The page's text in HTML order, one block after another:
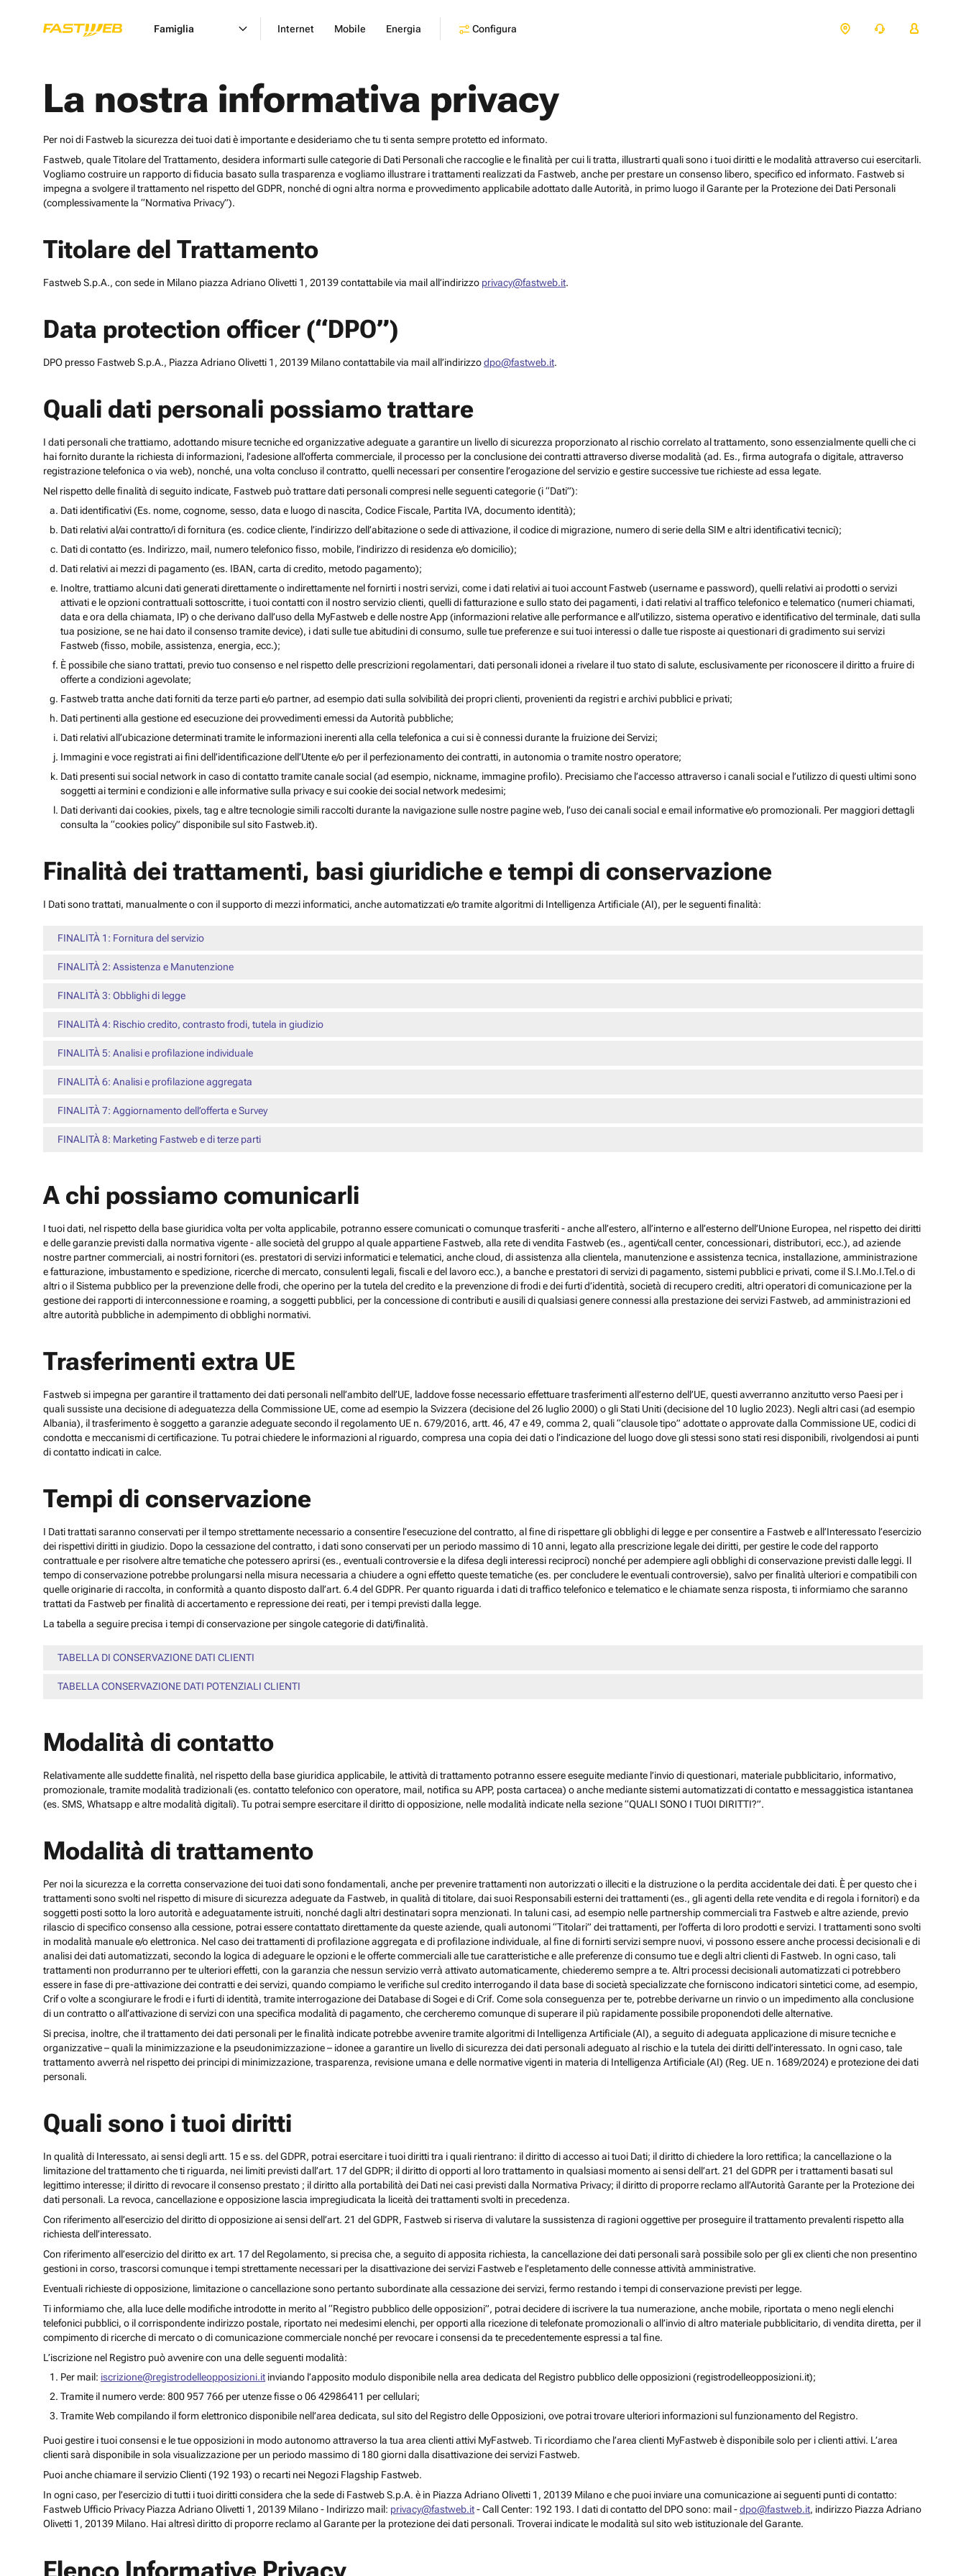
Famiglia Internet Mobile Energia Configura
La nostra informativa privacy
Per noi di Fastweb la sicurezza dei tuoi dati è importante e desideriamo che tu ti senta sempre protetto ed informato.
Fastweb, quale Titolare del Trattamento, desidera informarti sulle categorie di Dati Personali che raccoglie e le finalità per cui li tratta, illustrarti quali sono i tuoi diritti e le modalità attraverso cui esercitarli.
Vogliamo costruire un rapporto di fiducia basato sulla trasparenza e vogliamo illustrare i trattamenti realizzati da Fastweb, anche per prestare un consenso libero, specifico ed informato. Fastweb si
impegna a svolgere il trattamento nel rispetto del GDPR, nonché di ogni altra norma e provvedimento applicabile adottato dalle Autorità, in primo luogo il Garante per la Protezione dei Dati Personali
(complessivamente la “Normativa Privacy”).
Titolare del Trattamento
Fastweb S.p.A., con sede in Milano piazza Adriano Olivetti 1, 20139 contattabile via mail all’indirizzo privacy@fastweb.it.
Data protection officer (“DPO”)
DPO presso Fastweb S.p.A., Piazza Adriano Olivetti 1, 20139 Milano contattabile via mail all’indirizzodpo@fastweb.it.
Quali dati personali possiamo trattare
I dati personali che trattiamo, adottando misure tecniche ed organizzative adeguate a garantire un livello di sicurezza proporzionato al rischio correlato al trattamento, sono essenzialmente quelli che ci
hai fornito durante la richiesta di informazioni, l’adesione all’offerta commerciale, il processo per la conclusione dei contratti attraverso diverse modalità (ad. Es., firma autografa o digitale, attraverso
registrazione telefonica o via web), nonché, una volta concluso il contratto, quelli necessari per consentire l’erogazione del servizio e gestire successive tue richieste ad essa legate.
Nel rispetto delle finalità di seguito indicate, Fastweb può trattare dati personali compresi nelle seguenti categorie (i “Dati”):
Dati identificativi (Es. nome, cognome, sesso, data e luogo di nascita, Codice Fiscale, Partita IVA, documento identità);
Dati relativi al/ai contratto/i di fornitura (es. codice cliente, l’indirizzo dell’abitazione o sede di attivazione, il codice di migrazione, numero di serie della SIM e altri identificativi tecnici);
Dati di contatto (es. Indirizzo, mail, numero telefonico fisso, mobile, l’indirizzo di residenza e/o domicilio);
Dati relativi ai mezzi di pagamento (es. IBAN, carta di credito, metodo pagamento);
Inoltre, trattiamo alcuni dati generati direttamente o indirettamente nel fornirti i nostri servizi, come i dati relativi ai tuoi account Fastweb (username e password), quelli relativi ai prodotti o servizi
attivati e le opzioni contrattuali sottoscritte, i tuoi contatti con il nostro servizio clienti, quelli di fatturazione e sullo stato dei pagamenti, i dati relativi al traffico telefonico e telematico (numeri chiamati,
data e ora della chiamata, IP) o che derivano dall’uso della MyFastweb e delle nostre App (informazioni relative alle performance e all’utilizzo, sistema operativo e identificativo del terminale, dati sulla
tua posizione, se ne hai dato il consenso tramite device), i dati sulle tue abitudini di consumo, sulle tue preferenze e sui tuoi interessi o dalle tue risposte ai questionari di gradimento sui servizi
Fastweb (fisso, mobile, assistenza, energia, ecc.);
È possibile che siano trattati, previo tuo consenso e nel rispetto delle prescrizioni regolamentari, dati personali idonei a rivelare il tuo stato di salute, esclusivamente per riconoscere il diritto a fruire di
offerte a condizioni agevolate;
Fastweb tratta anche dati forniti da terze parti e/o partner, ad esempio dati sulla solvibilità dei propri clienti, provenienti da registri e archivi pubblici e privati;
Dati pertinenti alla gestione ed esecuzione dei provvedimenti emessi da Autorità pubbliche;
Dati relativi all’ubicazione determinati tramite le informazioni inerenti alla cella telefonica a cui si è connessi durante la fruizione dei Servizi;
Immagini e voce registrati ai fini dell’identificazione dell’Utente e/o per il perfezionamento dei contratti, in autonomia o tramite nostro operatore;
Dati presenti sui social network in caso di contatto tramite canale social (ad esempio, nickname, immagine profilo). Precisiamo che l’accesso attraverso i canali social e l’utilizzo di questi ultimi sono
soggetti ai termini e condizioni e alle informative sulla privacy e sui cookie dei social network medesimi;
Dati derivanti dai cookies, pixels, tag e altre tecnologie simili raccolti durante la navigazione sulle nostre pagine web, l’uso dei canali social e email informative e/o promozionali. Per maggiori dettagli
consulta la “cookies policy” disponibile sul sito Fastweb.it).
Finalità dei trattamenti, basi giuridiche e tempi di conservazione
I Dati sono trattati, manualmente o con il supporto di mezzi informatici, anche automatizzati e/o tramite algoritmi di Intelligenza Artificiale (AI), per le seguenti finalità:
FINALITÀ 1: Fornitura del servizio
FINALITÀ 2: Assistenza e Manutenzione
FINALITÀ 3: Obblighi di legge
FINALITÀ 4: Rischio credito, contrasto frodi, tutela in giudizio
FINALITÀ 5: Analisi e profilazione individuale
FINALITÀ 6: Analisi e profilazione aggregata
FINALITÀ 7: Aggiornamento dell’offerta e Survey
FINALITÀ 8: Marketing Fastweb e di terze parti
A chi possiamo comunicarli
I tuoi dati, nel rispetto della base giuridica volta per volta applicabile, potranno essere comunicati o comunque trasferiti - anche all’estero, all’interno e all’esterno dell’Unione Europea, nel rispetto dei diritti
e delle garanzie previsti dalla normativa vigente - alle società del gruppo al quale appartiene Fastweb, alla rete di vendita Fastweb (es., agenti/call center, concessionari, distributori, ecc.), ad aziende
nostre partner commerciali, ai nostri fornitori (es. prestatori di servizi informatici e telematici, anche cloud, di assistenza alla clientela, manutenzione e assistenza tecnica, installazione, amministrazione
e fatturazione, imbustamento e spedizione, ricerche di mercato, consulenti legali, fiscali e del lavoro ecc.), a banche e prestatori di servizi di pagamento, sistemi pubblici e privati, come il S.I.Mo.I.Tel.o di
altri o il Sistema pubblico per la prevenzione delle frodi, che operino per la tutela del credito e la prevenzione di frodi e dei furti d’identità, società di recupero crediti, altri operatori di comunicazione per la
gestione dei rapporti di interconnessione e roaming, a soggetti pubblici, per la concessione di contributi e ausili di qualsiasi genere connessi alla prestazione dei servizi Fastweb, ad amministrazioni ed
altre autorità pubbliche in adempimento di obblighi normativi.
Trasferimenti extra UE
Fastweb si impegna per garantire il trattamento dei dati personali nell’ambito dell’UE, laddove fosse necessario effettuare trasferimenti all’esterno dell’UE, questi avverranno anzitutto verso Paesi per i
quali sussiste una decisione di adeguatezza della Commissione UE, come ad esempio la Svizzera (decisione del 26 luglio 2000) o gli Stati Uniti (decisione del 10 luglio 2023). Negli altri casi (ad esempio
Albania), il trasferimento è soggetto a garanzie adeguate secondo il regolamento UE n. 679/2016, artt. 46, 47 e 49, comma 2, quali “clausole tipo” adottate o approvate dalla Commissione UE, codici di
condotta e meccanismi di certificazione. Tu potrai chiedere le informazioni al riguardo, compresa una copia dei dati o l’indicazione del luogo dove gli stessi sono stati resi disponibili, rivolgendosi ai punti
di contatto indicati in calce.
Tempi di conservazione
I Dati trattati saranno conservati per il tempo strettamente necessario a consentire l’esecuzione del contratto, al fine di rispettare gli obblighi di legge e per consentire a Fastweb e all’Interessato l’esercizio
dei rispettivi diritti in giudizio. Dopo la cessazione del contratto, i dati sono conservati per un periodo massimo di 10 anni, legato alla prescrizione legale dei diritti, per gestire le code del rapporto
contrattuale e per risolvere altre tematiche che potessero aprirsi (es., eventuali controversie e la difesa degli interessi reciproci) nonché per adempiere agli obblighi di conservazione previsti dalle leggi. Il
tempo di conservazione potrebbe prolungarsi nella misura necessaria a chiudere a ogni effetto queste tematiche (es. per concludere le eventuali controversie), salvo per finalità ulteriori e compatibili con
quelle originarie di raccolta, in conformità a quanto disposto dall’art. 6.4 del GDPR. Per quanto riguarda i dati di traffico telefonico e telematico e le chiamate senza risposta, ti informiamo che saranno
trattati da Fastweb per finalità di accertamento e repressione dei reati, per i tempi previsti dalla legge.
La tabella a seguire precisa i tempi di conservazione per singole categorie di dati/finalità.
TABELLA DI CONSERVAZIONE DATI CLIENTI
TABELLA CONSERVAZIONE DATI POTENZIALI CLIENTI
Modalità di contatto
Relativamente alle suddette finalità, nel rispetto della base giuridica applicabile, le attività di trattamento potranno essere eseguite mediante l’invio di questionari, materiale pubblicitario, informativo,
promozionale, tramite modalità tradizionali (es. contatto telefonico con operatore, mail, notifica su APP, posta cartacea) o anche mediante sistemi automatizzati di contatto e messaggistica istantanea
(es. SMS, Whatsapp e altre modalità digitali). Tu potrai sempre esercitare il diritto di opposizione, nelle modalità indicate nella sezione “QUALI SONO I TUOI DIRITTI?”.
Modalità di trattamento
Per noi la sicurezza e la corretta conservazione dei tuoi dati sono fondamentali, anche per prevenire trattamenti non autorizzati o illeciti e la distruzione o la perdita accidentale dei dati. È per questo che i
trattamenti sono svolti nel rispetto di misure di sicurezza adeguate da Fastweb, in qualità di titolare, dai suoi Responsabili esterni dei trattamenti (es., gli agenti della rete vendita e di regola i fornitori) e da
soggetti posti sotto la loro autorità e adeguatamente istruiti, nonché dagli altri destinatari sopra menzionati. In taluni casi, ad esempio nelle partnership commerciali tra Fastweb e altre aziende, previo
rilascio di specifico consenso alla cessione, potrai essere contattato direttamente da queste aziende, quali autonomi “Titolari” dei trattamenti, per l’offerta di loro prodotti e servizi. I trattamenti sono svolti
in modalità manuale e/o elettronica. Nel caso dei trattamenti di profilazione aggregata e di profilazione individuale, al fine di fornirti servizi sempre nuovi, vi possono essere anche processi decisionali e di
analisi dei dati automatizzati, secondo la logica di adeguare le opzioni e le offerte commerciali alle tue caratteristiche e alle preferenze di consumo tue e degli altri clienti di Fastweb. In ogni caso, tali
trattamenti non produrranno per te ulteriori effetti, con la garanzia che nessun servizio verrà attivato automaticamente, chiederemo sempre a te. Altri processi decisionali automatizzati ci potrebbero
essere in fase di pre-attivazione dei contratti e dei servizi, quando compiamo le verifiche sul credito interrogando il data base di società specializzate che forniscono indicatori sintetici come, ad esempio,
Crif o volte a scongiurare le frodi e i furti di identità, tramite interrogazione dei Database di Sogei e di Crif. Come sola conseguenza per te, potrebbe derivarne un rinvio o un impedimento alla conclusione
di un contratto o all’attivazione di servizi con una specifica modalità di pagamento, che cercheremo comunque di superare il più rapidamente possibile proponendoti delle alternative.
Si precisa, inoltre, che il trattamento dei dati personali per le finalità indicate potrebbe avvenire tramite algoritmi di Intelligenza Artificiale (AI), a seguito di adeguata applicazione di misure tecniche e
organizzative – quali la minimizzazione e la pseudonimizzazione – idonee a garantire un livello di sicurezza dei dati personali adeguato al rischio e la tutela dei diritti dell’interessato. In ogni caso, tale
trattamento avverrà nel rispetto dei principi di minimizzazione, trasparenza, revisione umana e delle normative vigenti in materia di Intelligenza Artificiale (AI) (Reg. UE n. 1689/2024) e protezione dei dati
personali.
Quali sono i tuoi diritti
In qualità di Interessato, ai sensi degli artt. 15 e ss. del GDPR, potrai esercitare i tuoi diritti tra i quali rientrano: il diritto di accesso ai tuoi Dati; il diritto di chiedere la loro rettifica; la cancellazione o la
limitazione del trattamento che ti riguarda, nei limiti previsti dall’art. 17 del GDPR; il diritto di opporti al loro trattamento in qualsiasi momento ai sensi dell’art. 21 del GDPR per i trattamenti basati sul
legittimo interesse; il diritto di revocare il consenso prestato ; il diritto alla portabilità dei Dati nei casi previsti dalla Normativa Privacy; il diritto di proporre reclamo all’Autorità Garante per la Protezione dei
dati personali. La revoca, cancellazione e opposizione lascia impregiudicata la liceità dei trattamenti svolti in precedenza.
Con riferimento all’esercizio del diritto di opposizione ai sensi dell’art. 21 del GDPR, Fastweb si riserva di valutare la sussistenza di ragioni oggettive per proseguire il trattamento prevalenti rispetto alla
richiesta dell’interessato.
Con riferimento all’esercizio del diritto ex art. 17 del Regolamento, si precisa che, a seguito di apposita richiesta, la cancellazione dei dati personali sarà possibile solo per gli ex clienti che non presentino
gestioni in corso, trascorsi comunque i tempi strettamente necessari per la disattivazione dei servizi Fastweb e l’espletamento delle connesse attività amministrative.
Eventuali richieste di opposizione, limitazione o cancellazione sono pertanto subordinate alla cessazione dei servizi, fermo restando i tempi di conservazione previsti per legge.
Ti informiamo che, alla luce delle modifiche introdotte in merito al “Registro pubblico delle opposizioni”, potrai decidere di iscrivere la tua numerazione, anche mobile, riportata o meno negli elenchi
telefonici pubblici, o il corrispondente indirizzo postale, riportato nei medesimi elenchi, per opporti alla ricezione di telefonate promozionali o all’invio di altro materiale pubblicitario, di vendita diretta, per il
compimento di ricerche di mercato o di comunicazione commerciale nonché per revocare i consensi da te precedentemente espressi a tal fine.
L’iscrizione nel Registro può avvenire con una delle seguenti modalità:
Per mail: iscrizione@registrodelleopposizioni.it inviando l’apposito modulo disponibile nella area dedicata del Registro pubblico delle opposizioni (registrodelleopposizioni.it);
Tramite il numero verde: 800 957 766 per utenze fisse o 06 42986411 per cellulari;
Tramite Web compilando il form elettronico disponibile nell’area dedicata, sul sito del Registro delle Opposizioni, ove potrai trovare ulteriori informazioni sul funzionamento del Registro.
Puoi gestire i tuoi consensi e le tue opposizioni in modo autonomo attraverso la tua area clienti attivi MyFastweb. Ti ricordiamo che l’area clienti MyFastweb è disponibile solo per i clienti attivi. L’area
clienti sarà disponibile in sola visualizzazione per un periodo massimo di 180 giorni dalla disattivazione dei servizi Fastweb.
Puoi anche chiamare il servizio Clienti (192 193) o recarti nei Negozi Flagship Fastweb.
In ogni caso, per l’esercizio di tutti i tuoi diritti considera che la sede di Fastweb S.p.A. è in Piazza Adriano Olivetti 1, 20139 Milano e che puoi inviare una comunicazione ai seguenti punti di contatto:
Fastweb Ufficio Privacy Piazza Adriano Olivetti 1, 20139 Milano - Indirizzo mail: privacy@fastweb.it- Call Center: 192 193. I dati di contatto del DPO sono: mail -dpo@fastweb.it, indirizzo Piazza Adriano
Olivetti 1, 20139 Milano. Hai altresì diritto di proporre reclamo al Garante per la protezione dei dati personali. Troverai indicate le modalità sul sito web istituzionale del Garante.